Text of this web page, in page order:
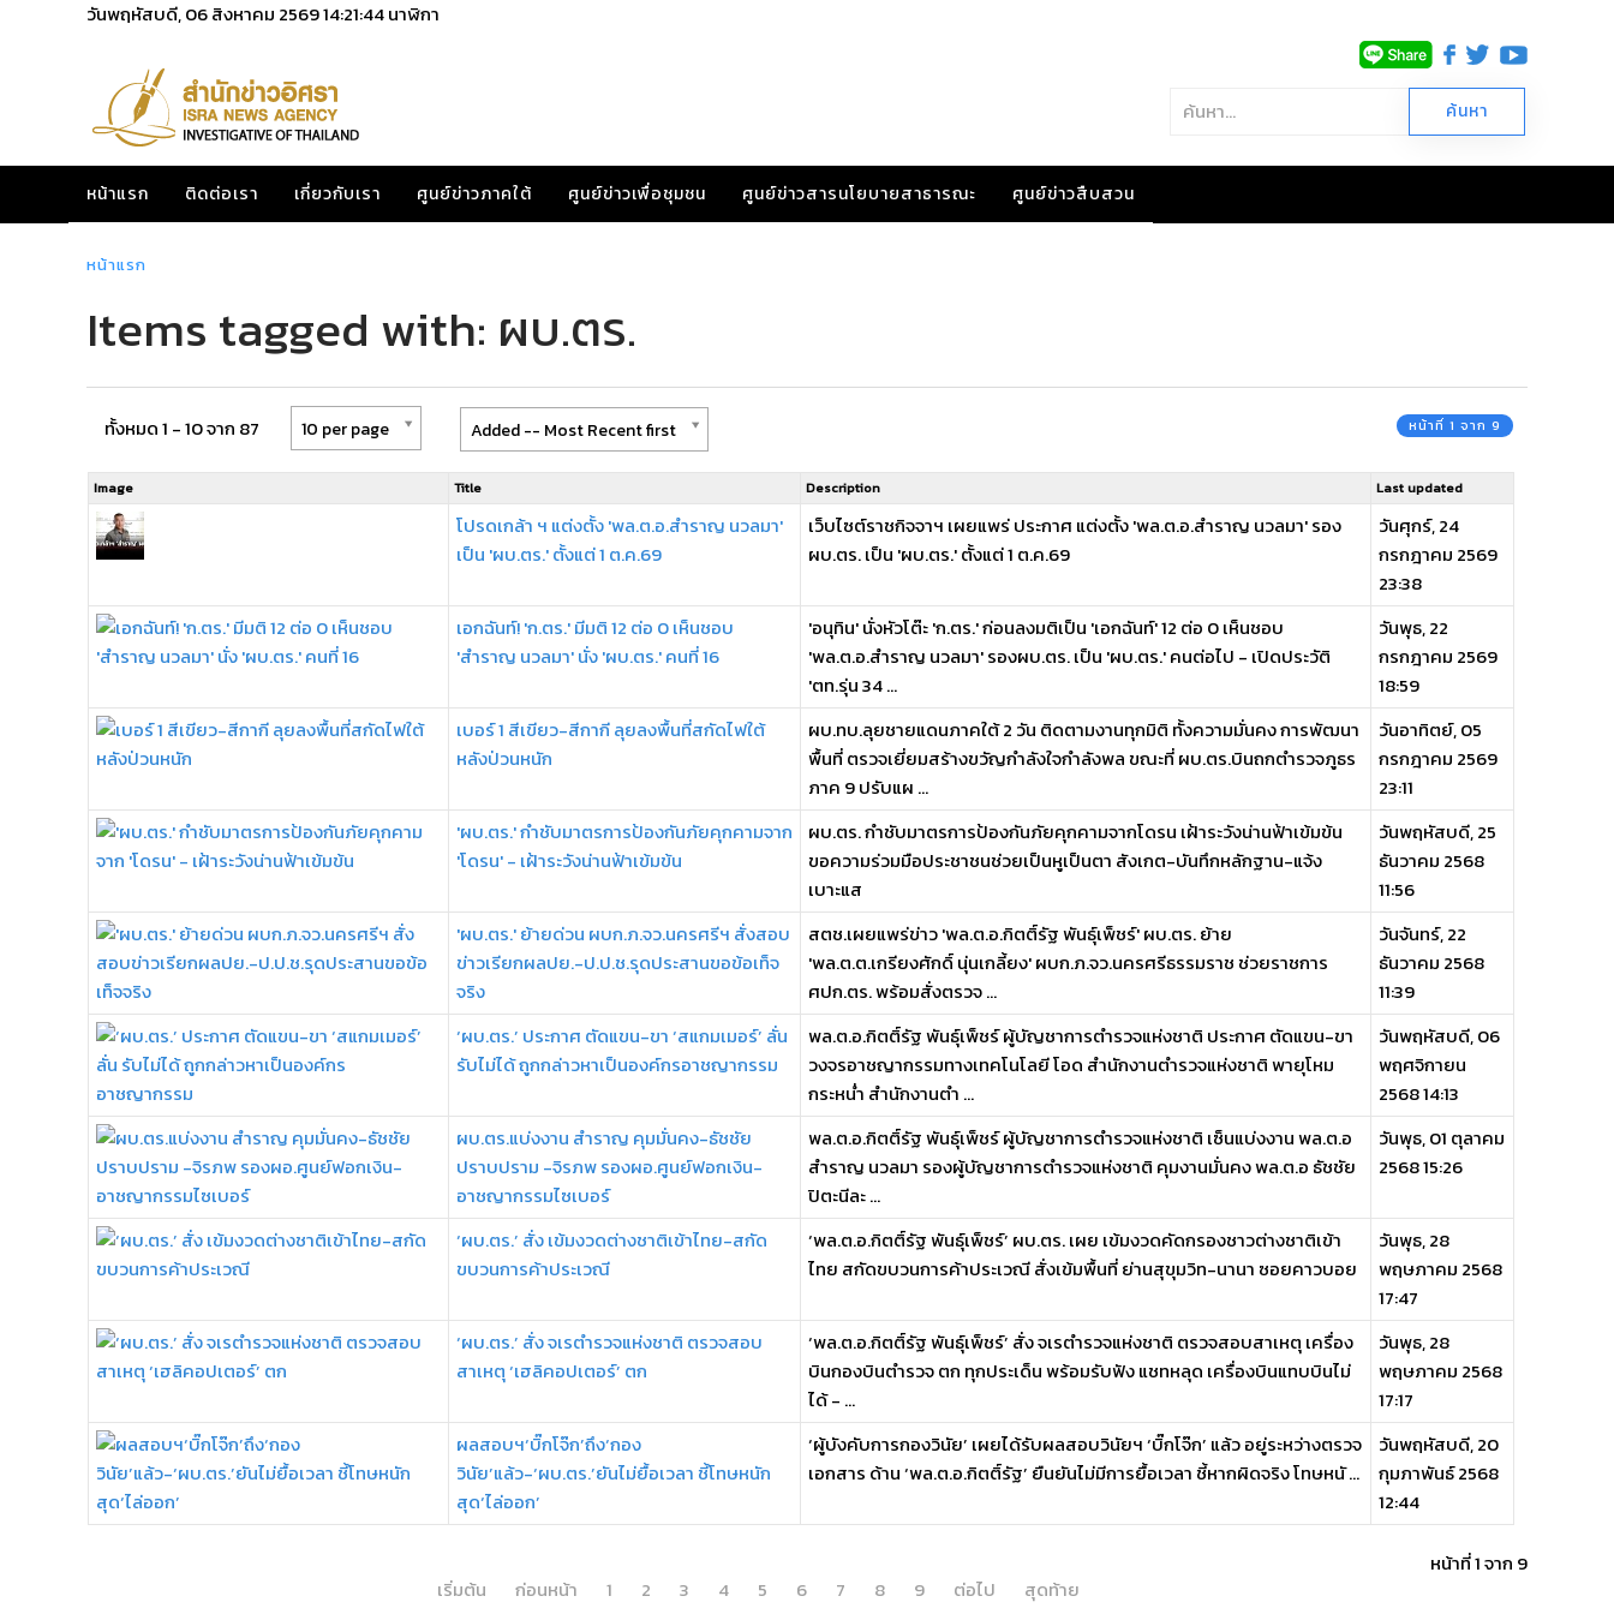
วันพฤหัสบดี, 06 สิงหาคม 256914:21:44นาฬิกา
หน้าแรก ติดต่อเรา เกี่ยวกับเรา ศูนย์ข่าวภาคใต้ ศูนย์ข่าวเพื่อชุมชน ศูนย์ข่าวสารนโยบายสาธารณะ ศูนย์ข่าวสืบสวน
หน้าแรก
Items tagged with: ผบ.ตร.
ทั้งหมด 1 - 10 จาก 87 10 per page Added -- Most Recent first หน้าที่ 1 จาก 9
Image Title Description Last updated
โปรดเกล้า ฯ แต่งตั้ง 'พล.ต.อ.สำราญ นวลมา'
เป็น 'ผบ.ตร.' ตั้งแต่ 1 ต.ค.69
เว็บไซต์ราชกิจจาฯ เผยแพร่ ประกาศ แต่งตั้ง 'พล.ต.อ.สำราญ นวลมา' รอง
ผบ.ตร. เป็น 'ผบ.ตร.' ตั้งแต่ 1 ต.ค.69
วันศุกร์, 24
กรกฎาคม 2569
23:38
เอกฉันท์! 'ก.ตร.' มีมติ 12 ต่อ 0 เห็นชอบ
'สำราญ นวลมา' นั่ง 'ผบ.ตร.' คนที่ 16
'อนุทิน' นั่งหัวโต๊ะ 'ก.ตร.' ก่อนลงมติเป็น 'เอกฉันท์' 12 ต่อ 0 เห็นชอบ
'พล.ต.อ.สำราญ นวลมา' รองผบ.ตร. เป็น 'ผบ.ตร.' คนต่อไป - เปิดประวัติ
'ตท.รุ่น 34 ...
วันพุธ, 22
กรกฎาคม 2569
18:59
เบอร์ 1 สีเขียว-สีกากี ลุยลงพื้นที่สกัดไฟใต้
หลังป่วนหนัก
ผบ.ทบ.ลุยชายแดนภาคใต้ 2 วัน ติดตามงานทุกมิติ ทั้งความมั่นคง การพัฒนา
พื้นที่ ตรวจเยี่ยมสร้างขวัญกำลังใจกำลังพล ขณะที่ ผบ.ตร.บินถกตำรวจภูธร
ภาค 9 ปรับแผ ...
วันอาทิตย์, 05
กรกฎาคม 2569
23:11
'ผบ.ตร.' กำชับมาตรการป้องกันภัยคุกคามจาก
'โดรน' - เฝ้าระวังน่านฟ้าเข้มข้น
ผบ.ตร. กำชับมาตรการป้องกันภัยคุกคามจากโดรน เฝ้าระวังน่านฟ้าเข้มข้น
ขอความร่วมมือประชาชนช่วยเป็นหูเป็นตา สังเกต-บันทึกหลักฐาน-แจ้ง
เบาะแส
วันพฤหัสบดี, 25
ธันวาคม 2568
11:56
'ผบ.ตร.' ย้ายด่วน ผบก.ภ.จว.นครศรีฯ สั่งสอบ
ข่าวเรียกผลปย.-ป.ป.ช.รุดประสานขอข้อเท็จ
จริง
สตช.เผยแพร่ข่าว 'พล.ต.อ.กิตติ์รัฐ พันธุ์เพ็ชร์' ผบ.ตร. ย้าย
'พล.ต.ต.เกรียงศักดิ์ นุ่นเกลี้ยง' ผบก.ภ.จว.นครศรีธรรมราช ช่วยราชการ
ศปก.ตร. พร้อมสั่งตรวจ ...
วันจันทร์, 22
ธันวาคม 2568
11:39
‘ผบ.ตร.’ ประกาศ ตัดแขน-ขา ‘สแกมเมอร์’ ลั่น
รับไม่ได้ ถูกกล่าวหาเป็นองค์กรอาชญากรรม
พล.ต.อ.กิตติ์รัฐ พันธุ์เพ็ชร์ ผู้บัญชาการตำรวจแห่งชาติ ประกาศ ตัดแขน-ขา
วงจรอาชญากรรมทางเทคโนโลยี โอด สำนักงานตำรวจแห่งชาติ พายุโหม
กระหน่ำ สำนักงานตำ ...
วันพฤหัสบดี, 06
พฤศจิกายน
2568 14:13
ผบ.ตร.แบ่งงาน สำราญ คุมมั่นคง-ธัชชัย
ปราบปราม -จิรภพ รองผอ.ศูนย์ฟอกเงิน-
อาชญากรรมไซเบอร์
พล.ต.อ.กิตติ์รัฐ พันธุ์เพ็ชร์ ผู้บัญชาการตำรวจแห่งชาติ เซ็นแบ่งงาน พล.ต.อ
สำราญ นวลมา รองผู้บัญชาการตำรวจแห่งชาติ คุมงานมั่นคง พล.ต.อ ธัชชัย
ปิตะนีละ ...
วันพุธ, 01 ตุลาคม
2568 15:26
‘ผบ.ตร.’ สั่ง เข้มงวดต่างชาติเข้าไทย-สกัด
ขบวนการค้าประเวณี
‘พล.ต.อ.กิตติ์รัฐ พันธุ์เพ็ชร์’ ผบ.ตร. เผย เข้มงวดคัดกรองชาวต่างชาติเข้า
ไทย สกัดขบวนการค้าประเวณี สั่งเข้มพื้นที่ ย่านสุขุมวิท-นานา ซอยคาวบอย
วันพุธ, 28
พฤษภาคม 2568
17:47
‘ผบ.ตร.’ สั่ง จเรตำรวจแห่งชาติ ตรวจสอบ
สาเหตุ ‘เฮลิคอปเตอร์’ ตก
‘พล.ต.อ.กิตติ์รัฐ พันธุ์เพ็ชร์’ สั่ง จเรตำรวจแห่งชาติ ตรวจสอบสาเหตุ เครื่อง
บินกองบินตำรวจ ตก ทุกประเด็น พร้อมรับฟัง แชทหลุด เครื่องบินแทบบินไม่
ได้ - ...
วันพุธ, 28
พฤษภาคม 2568
17:17
ผลสอบฯ‘บิ๊กโจ๊ก’ถึง‘กอง
วินัย’แล้ว-‘ผบ.ตร.’ยันไม่ยื้อเวลา ชี้โทษหนัก
สุด‘ไล่ออก’
‘ผู้บังคับการกองวินัย’ เผยได้รับผลสอบวินัยฯ ‘บิ๊กโจ๊ก’ แล้ว อยู่ระหว่างตรวจ
เอกสาร ด้าน ‘พล.ต.อ.กิตติ์รัฐ’ ยืนยันไม่มีการยื้อเวลา ชี้หากผิดจริง โทษหนั ...
วันพฤหัสบดี, 20
กุมภาพันธ์ 2568
12:44
หน้าที่ 1 จาก 9
เริ่มต้น
ก่อนหน้า 1 2 3 4 5 6 7 8 9 ต่อไป สุดท้าย